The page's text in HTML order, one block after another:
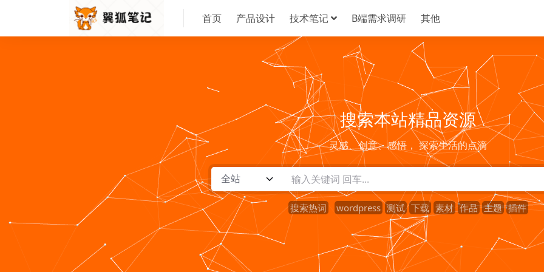
首页 产品设计 技术笔记 B端需求调研 其他
搜索本站精品资源
灵感、创意、感悟， 探索生活的点滴
搜索热词 wordpress 测试 下载 素材 作品 主题 插件